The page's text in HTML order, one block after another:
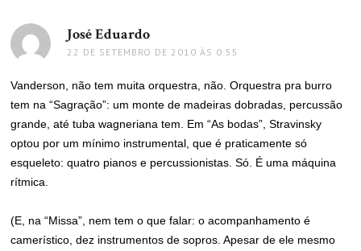
José Eduardo
22 DE SETEMBRO DE 2010 ÀS 0:55
Vanderson, não tem muita orquestra, não. Orquestra pra burro
tem na “Sagração”: um monte de madeiras dobradas, percussão
grande, até tuba wagneriana tem. Em “As bodas”, Stravinsky
optou por um mínimo instrumental, que é praticamente só
esqueleto: quatro pianos e percussionistas. Só. É uma máquina
rítmica.
(E, na “Missa”, nem tem o que falar: o acompanhamento é
camerístico, dez instrumentos de sopros. Apesar de ele mesmo